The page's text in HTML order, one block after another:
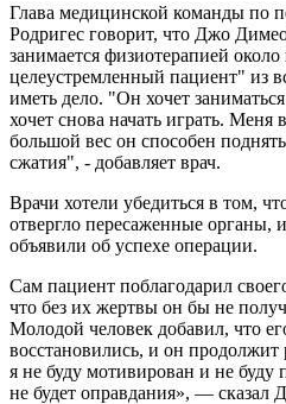
Глава медицинской команды по
Родригес говорит, что Джо
занимается физиотерапией
целеустремленный пациент" из
иметь дело. "Он хочет
хочет снова начать играть. Меня
большой вес он способен
сжатия", - добавляет врач.
Врачи хотели убедиться в том,
отвергло пересаженные органы,
объявили об успехе операции.
Сам пациент поблагодарил
что без их жертвы он бы не
Молодой человек добавил, что
восстановились, и он
я не буду мотивирован и не буду
не будет оправдания», — сказал